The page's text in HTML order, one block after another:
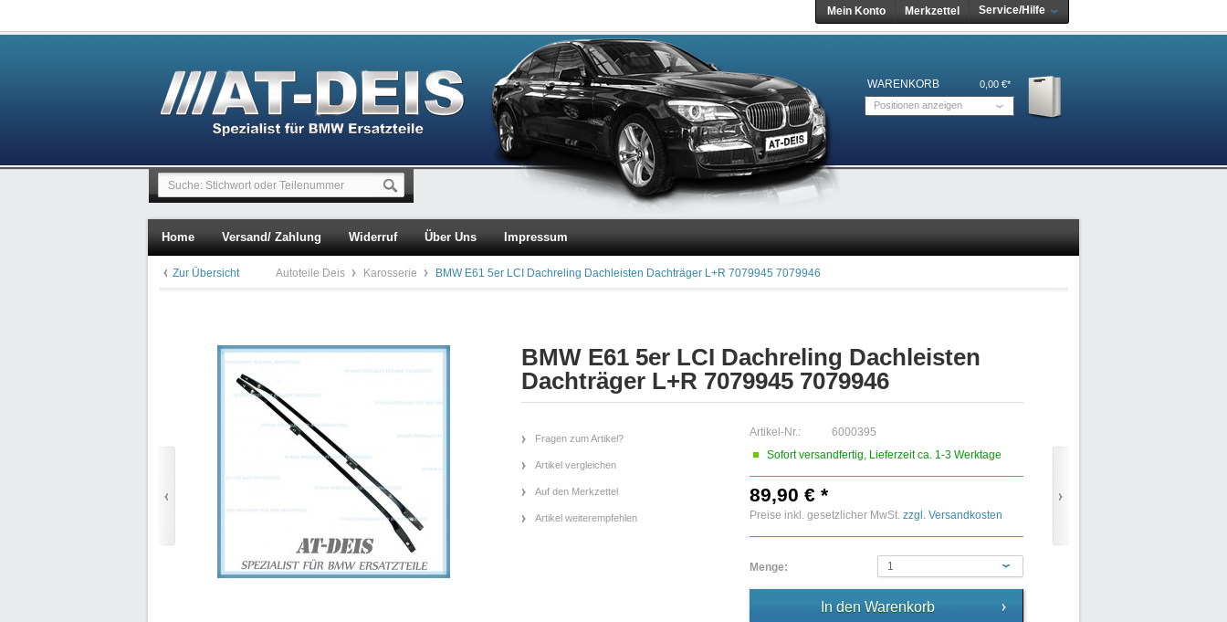
Mein Konto Merkzettel Service/Hilfe
WARENKORB
0,00 €*
Positionen anzeigen
Home Versand/ Zahlung Widerruf Über Uns Impressum
Zur Übersicht Autoteile Deis Karosserie BMW E61 5er LCI Dachreling Dachleisten Dachträger L+R 7079945 7079946
BMW E61 5er LCI Dachreling Dachleisten
Dachträger L+R 7079945 7079946
Fragen zum Artikel?
Artikel vergleichen
Auf den Merkzettel
Artikel weiterempfehlen
Artikel-Nr.:
6000395
Sofort versandfertig, Lieferzeit ca. 1-3 Werktage
89,90 € *
Preise inkl. gesetzlicher MwSt. zzgl. Versandkosten
Menge: 1